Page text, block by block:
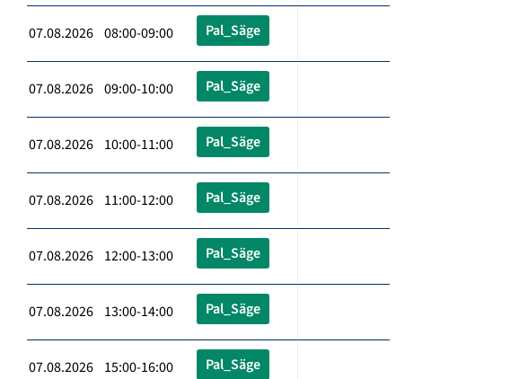
07.08.2026 08:00-09:00 Pal_Säge
07.08.2026 09:00-10:00 Pal_Säge
07.08.2026 10:00-11:00 Pal_Säge
07.08.2026 11:00-12:00 Pal_Säge
07.08.2026 12:00-13:00 Pal_Säge
07.08.2026 13:00-14:00 Pal_Säge
07.08.2026 15:00-16:00 Pal_Säge